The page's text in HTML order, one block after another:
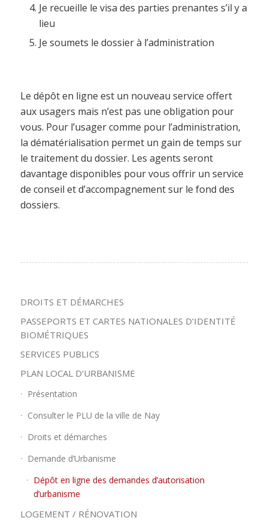
Je recueille le visa des parties prenantes s’il y a
lieu
Je soumets le dossier à l’administration
Le dépôt en ligne est un nouveau service offert
aux usagers mais n’est pas une obligation pour
vous. Pour l’usager comme pour l’administration,
la dématérialisation permet un gain de temps sur
le traitement du dossier. Les agents seront
davantage disponibles pour vous offrir un service
de conseil et d’accompagnement sur le fond des
dossiers.
DROITS ET DÉMARCHES
PASSEPORTS ET CARTES NATIONALES D’IDENTITÉ
BIOMÉTRIQUES
SERVICES PUBLICS
PLAN LOCAL D’URBANISME
Présentation
Consulter le PLU de la ville de Nay
Droits et démarches
Demande d’Urbanisme
Dépôt en ligne des demandes d’autorisation
d’urbanisme
LOGEMENT / RÉNOVATION